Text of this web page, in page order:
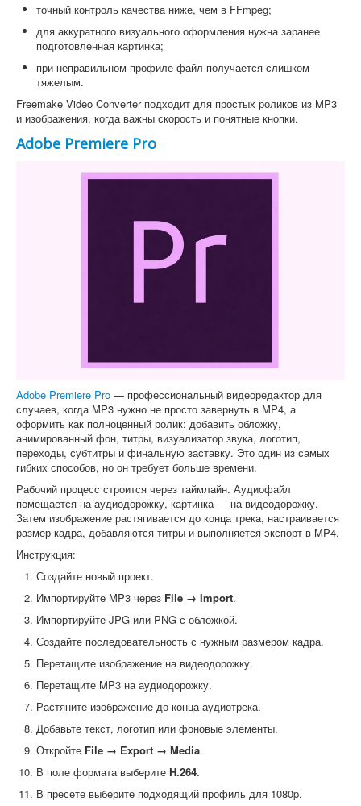
точный контроль качества ниже, чем в FFmpeg;
для аккуратного визуального оформления нужна заранее
подготовленная картинка;
при неправильном профиле файл получается слишком
тяжелым.
Freemake Video Converter подходит для простых роликов из MP3
и изображения, когда важны скорость и понятные кнопки.
Adobe Premiere Pro
Adobe Premiere Pro — профессиональный видеоредактор для
случаев, когда MP3 нужно не просто завернуть в MP4, а
оформить как полноценный ролик: добавить обложку,
анимированный фон, титры, визуализатор звука, логотип,
переходы, субтитры и финальную заставку. Это один из самых
гибких способов, но он требует больше времени.
Рабочий процесс строится через таймлайн. Аудиофайл
помещается на аудиодорожку, картинка — на видеодорожку.
Затем изображение растягивается до конца трека, настраивается
размер кадра, добавляются титры и выполняется экспорт в MP4.
Инструкция:
Создайте новый проект.
Импортируйте MP3 через File → Import.
Импортируйте JPG или PNG с обложкой.
Создайте последовательность с нужным размером кадра.
Перетащите изображение на видеодорожку.
Перетащите MP3 на аудиодорожку.
Растяните изображение до конца аудиотрека.
Добавьте текст, логотип или фоновые элементы.
Откройте File → Export → Media.
В поле формата выберите H.264.
В пресете выберите подходящий профиль для 1080p.